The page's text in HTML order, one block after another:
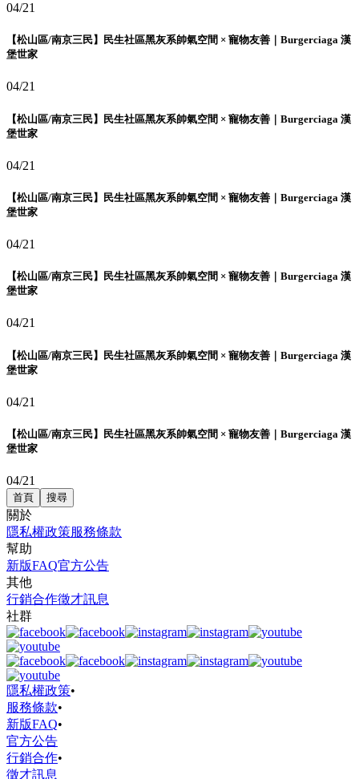
04/21
【松山區/南京三民】民生社區黑灰系帥氣空間 × 寵物友善｜Burgerciaga 漢
堡世家
04/21
【松山區/南京三民】民生社區黑灰系帥氣空間 × 寵物友善｜Burgerciaga 漢
堡世家
04/21
【松山區/南京三民】民生社區黑灰系帥氣空間 × 寵物友善｜Burgerciaga 漢
堡世家
04/21
【松山區/南京三民】民生社區黑灰系帥氣空間 × 寵物友善｜Burgerciaga 漢
堡世家
04/21
【松山區/南京三民】民生社區黑灰系帥氣空間 × 寵物友善｜Burgerciaga 漢
堡世家
04/21
【松山區/南京三民】民生社區黑灰系帥氣空間 × 寵物友善｜Burgerciaga 漢
堡世家
04/21
首頁 搜尋
關於
隱私權政策服務條款
幫助
新版FAQ官方公告
其他
行銷合作徵才訊息
社群
隱私權政策•
服務條款•
新版FAQ•
官方公告
行銷合作•
徵才訊息